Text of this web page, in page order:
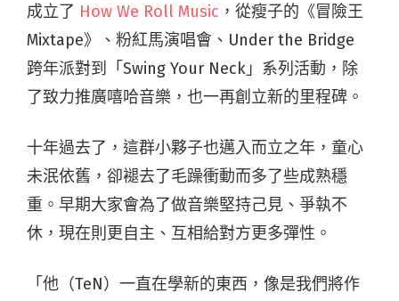
成立了 How We Roll Music ，從瘦子的《冒險王
Mixtape》、粉紅馬演唱會、Under the Bridge
跨年派對到「Swing Your Neck」系列活動，除
了致力推廣嘻哈音樂，也一再創立新的里程碑。
十年過去了，這群小夥子也邁入而立之年，童心
未泯依舊，卻褪去了毛躁衝動而多了些成熟穩
重。早期大家會為了做音樂堅持己見、爭執不
休，現在則更自主、互相給對方更多彈性。
「他（TeN）一直在學新的東西，像是我們將作